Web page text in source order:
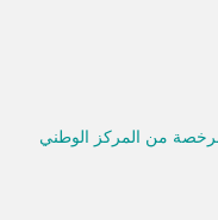
من المركز الوطني